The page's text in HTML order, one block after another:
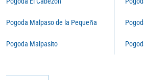
Pogoda Malpaso de la Pequeña
Pogoda Malpasito